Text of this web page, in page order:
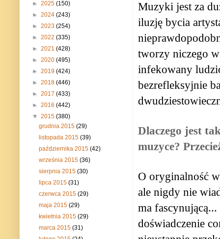
Muzyki jest za
iluzję bycia
tworzy niczego
infekowany
bezrefleksyjnie
Dlaczego jest
muzyce?
O oryginalność
ale nigdy nie
ma
doświadczenie
► 2025 (150)
► 2024 (243)
► 2023 (254)
► 2022 (335)
► 2021 (428)
► 2020 (495)
► 2019 (424)
► 2018 (446)
► 2017 (433)
► 2016 (442)
▼ 2015 (380)
grudnia 2015(29)
listopada 2015(39)
października 2015(42)
września 2015(36)
sierpnia 2015(30)
lipca 2015(31)
czerwca 2015(29)
maja 2015(29)
kwietnia 2015(29)
marca 2015(31)